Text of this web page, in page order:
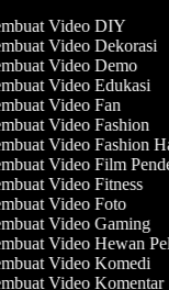
Video DIY
Video Dekorasi
Video Demo
Video Edukasi
Video Fan
Video Fashion
Video Fashion
Video Film
Video Fitness
Video Foto
Video Gaming
Video Hewan
Video Komedi
Video Komentar